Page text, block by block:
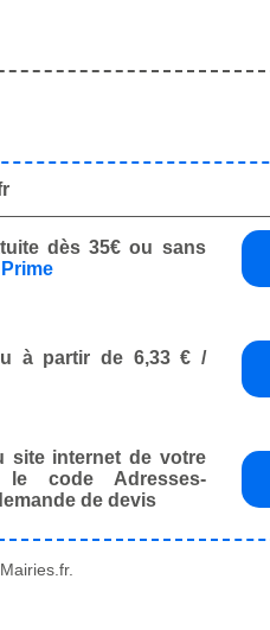
dès 35€ ou sans
à partir de 6,33 € /
site internet de votre
code Adresses-
de devis